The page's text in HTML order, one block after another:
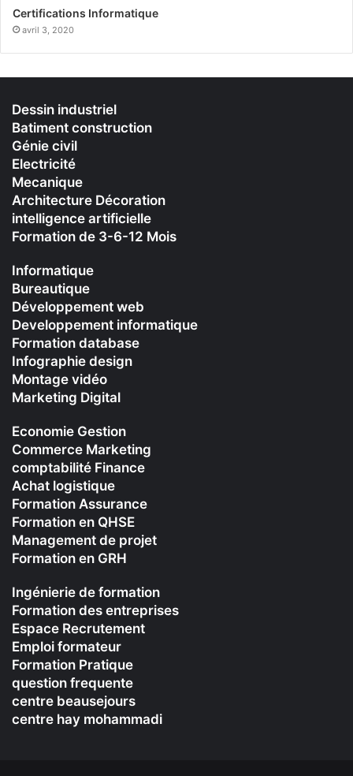
Certifications Informatique
avril 3, 2020
Dessin industriel
Batiment construction
Génie civil
Electricité
Mecanique
Architecture Décoration
intelligence artificielle
Formation de 3-6-12 Mois
Informatique
Bureautique
Développement web
Developpement informatique
Formation database
Infographie design
Montage vidéo
Marketing Digital
Economie Gestion
Commerce Marketing
comptabilité Finance
Achat logistique
Formation Assurance
Formation en QHSE
Management de projet
Formation en GRH
Ingénierie de formation
Formation des entreprises
Espace Recrutement
Emploi formateur
Formation Pratique
question frequente
centre beausejours
centre hay mohammadi